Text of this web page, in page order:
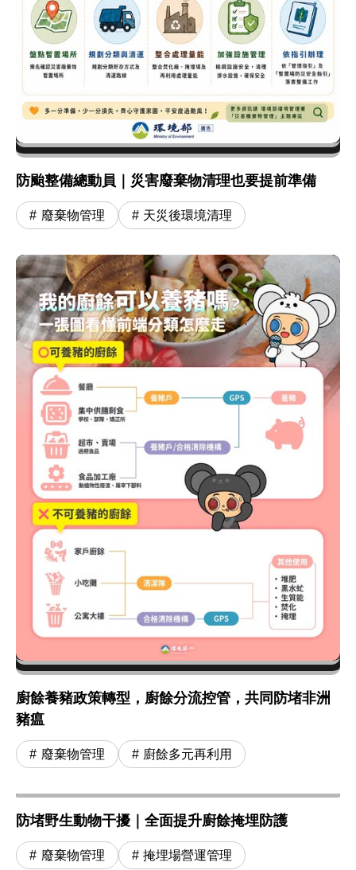
防颱整備總動員｜災害廢棄物清理也要提前準備
廢棄物管理 天災後環境清理
廚餘養豬政策轉型，廚餘分流控管，共同防堵非洲
豬瘟
廢棄物管理 廚餘多元再利用
防堵野生動物干擾｜全面提升廚餘掩埋防護
廢棄物管理 掩埋場營運管理